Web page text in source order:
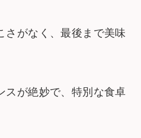
さがなく、最後まで美味
スが絶妙で、特別な食卓